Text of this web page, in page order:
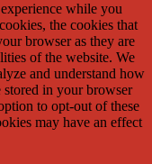
while you
the cookies that
browser as they are
of the website. We
and understand how
in your browser
to opt-out of these
may have an effect